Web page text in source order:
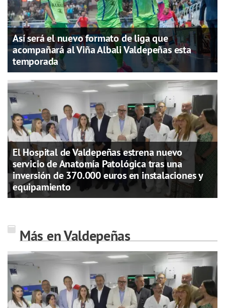
Así será el nuevo formato de liga que
acompañará al Viña Albali Valdepeñas esta
temporada
El Hospital de Valdepeñas estrena nuevo
servicio de Anatomía Patológica tras una
inversión de 370.000 euros en instalaciones y
equipamiento
Más en Valdepeñas